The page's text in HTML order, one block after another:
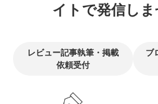
時押しが必要な手間を省略するこ
つい
イトで発信しま
レビュー記事執筆・掲載
依頼受付
ブ